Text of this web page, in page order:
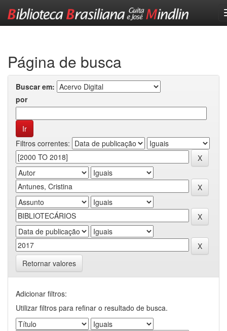
Página de busca
Buscar em:
por
Filtros correntes:
Retornar valores
Adicionar filtros:
Utilizar filtros para refinar o resultado de busca.